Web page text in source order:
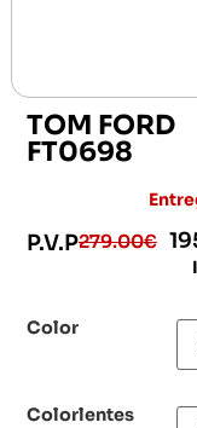
TOM FORD
FT0698
P.V.P279.00€
Color
Colorlentes